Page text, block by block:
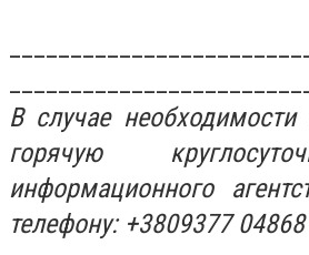
В случае необходимости
горячую
информационного
телефону: +3809377 04868